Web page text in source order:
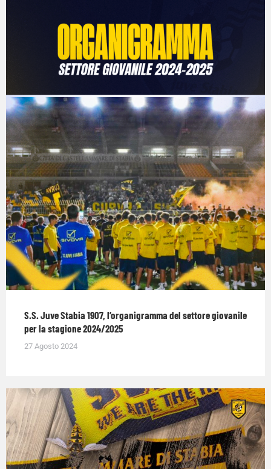
S.S. Juve Stabia 1907, l’organigramma del settore giovanile
per la stagione 2024/2025
27 Agosto 2024